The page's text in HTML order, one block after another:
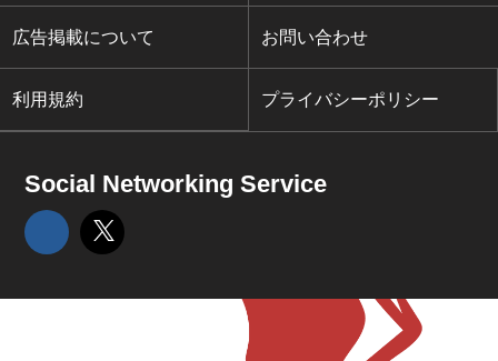
広告掲載について お問い合わせ
利用規約 プライバシーポリシー
Social Networking Service